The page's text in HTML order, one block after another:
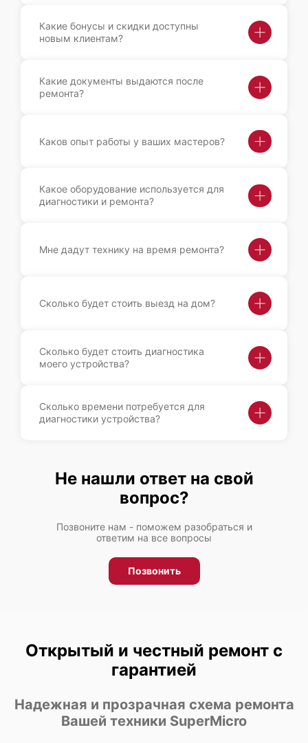
Какие бонусы и скидки доступны
новым клиентам?
Какие документы выдаются после
ремонта?
Каков опыт работы у ваших мастеров?
Какое оборудование используется для
диагностики и ремонта?
Мне дадут технику на время ремонта?
Сколько будет стоить выезд на дом?
Сколько будет стоить диагностика
моего устройства?
Сколько времени потребуется для
диагностики устройства?
Не нашли ответ на свой
вопрос?
Позвоните нам - поможем разобраться и
ответим на все вопросы
Позвонить
Открытый и честный ремонт с
гарантией
Надежная и прозрачная схема ремонта
Вашей техники SuperMicro